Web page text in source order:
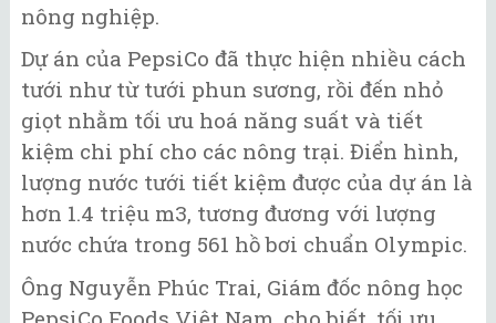
nông nghiệp.
Dự án của PepsiCo đã thực hiện nhiều cách
tưới như từ tưới phun sương, rồi đến nhỏ
giọt nhằm tối ưu hoá năng suất và tiết
kiệm chi phí cho các nông trại. Điển hình,
lượng nước tưới tiết kiệm được của dự án là
hơn 1.4 triệu m3, tương đương với lượng
nước chứa trong 561 hồ bơi chuẩn Olympic.
Ông Nguyễn Phúc Trai, Giám đốc nông học